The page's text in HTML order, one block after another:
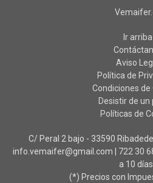
Ir arriba
Aviso
Política de
Condiciones de
Desistir de un
Políticas de
C/ Peral 2 bajo - 33590
info.vemaifer@gmail.com | 722 30
a 10 días
(*) Precios con